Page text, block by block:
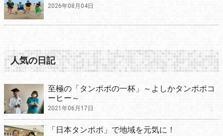
2026年08月04日
人気の日記
至極の「タンポポの一杯」～よしかタンポポコ
ーヒー～
2021年06月17日
「日本タンポポ」で地域を元気に！